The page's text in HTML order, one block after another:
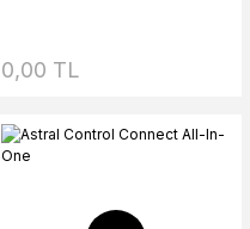
0,00 TL